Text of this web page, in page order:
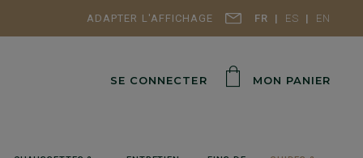
FR ES EN
ADAPTER L'AFFICHAGE
SE CONNECTER MON PANIER